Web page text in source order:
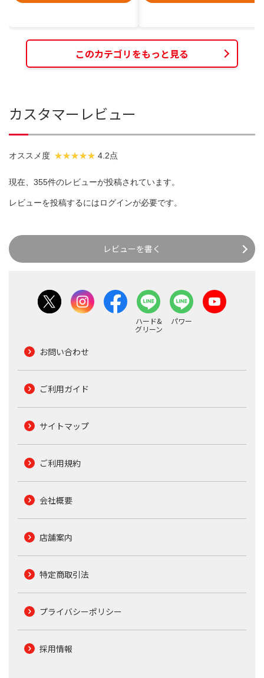
このカテゴリをもっと見る
カスタマーレビュー
オススメ度 4.2点
現在、355件のレビューが投稿されています。
レビューを投稿するにはログインが必要です。
レビューを書く
ハード&
グリーン
パワー
お問い合わせ
ご利用ガイド
サイトマップ
ご利用規約
会社概要
店舗案内
特定商取引法
プライバシーポリシー
採用情報